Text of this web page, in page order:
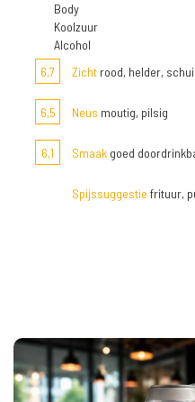
Body
Koolzuur
Alcohol
6,7
Zicht rood, helder,
6,5 Neus moutig, pilsig
6,1 Smaak goed
Spijssuggestie frituur,